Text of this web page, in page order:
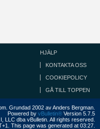
HJÄLP
KONTAKTA OSS
COOKIEPOLICY
GÅ TILL TOPPEN
Grundad 2002 av Anders Bergman.
Powered by vBulletin® Version 5.7.5
LLC dba vBulletin. All rights reserved.
This page was generated at 03:27.